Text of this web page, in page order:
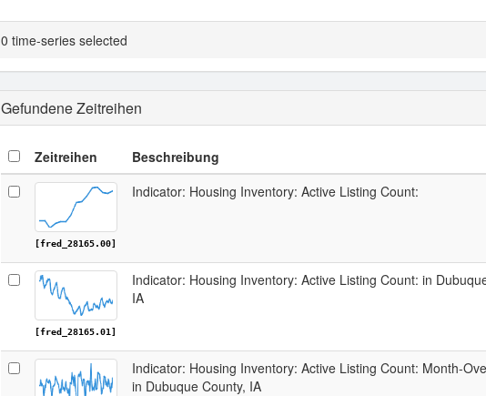
0 time-series selected
Gefundene Zeitreihen
Zeitreihen Beschreibung
[fred_28165.00]
Indicator: Housing Inventory: Active Listing Count:
[fred_28165.01]
Indicator: Housing Inventory: Active Listing Count: in
IA
Indicator: Housing Inventory: Active Listing Count: Month-
in Dubuque County, IA